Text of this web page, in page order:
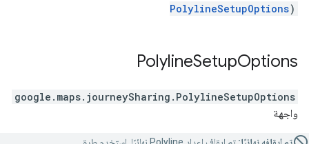
PolylineSetupOptions)
PolylineSetupOptions
google.maps.journeySharing . PolylineSetupOptions
واجهة